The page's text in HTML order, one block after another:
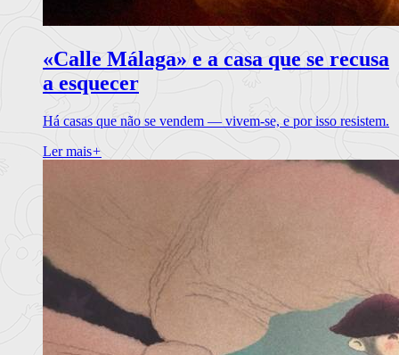
«Calle Málaga» e a casa que se recusa
a esquecer
Há casas que não se vendem — vivem-se, e por isso resistem.
Ler mais+